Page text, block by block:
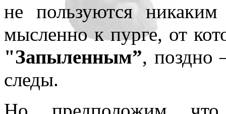
не пользуются
мысленно к пурге, от
"Запыленным”, поздно
следы.